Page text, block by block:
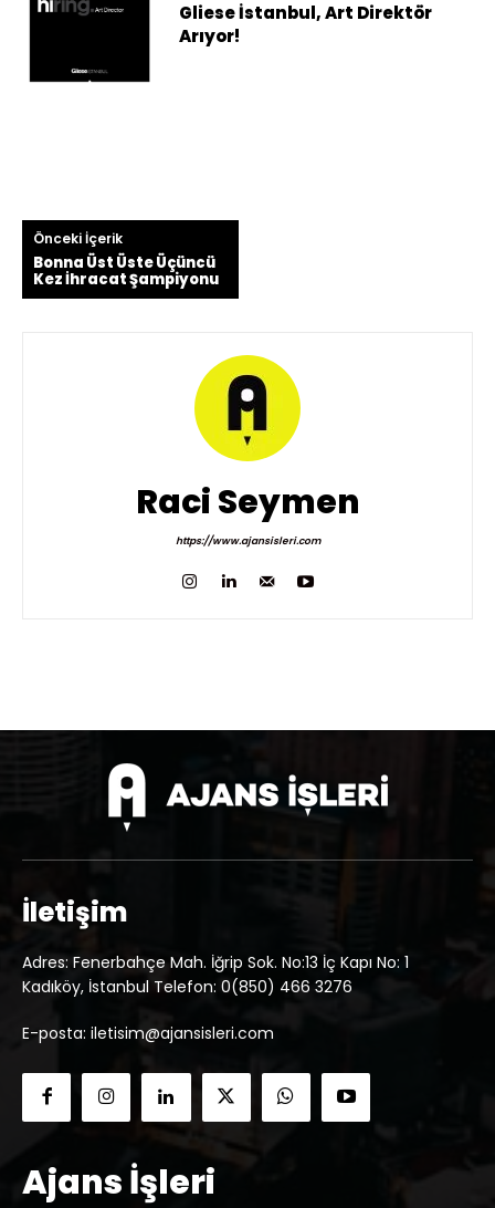
Gliese İstanbul, Art Direktör
Arıyor!
Önceki İçerik
Bonna Üst Üste Üçüncü
Kez İhracat Şampiyonu
Raci Seymen
https://www.ajansisleri.com
İletişim
Adres: Fenerbahçe Mah. İğrip Sok. No:13 İç Kapı No: 1
Kadıköy, İstanbul Telefon: 0(850) 466 3276
E-posta: iletisim@ajansisleri.com
Ajans İşleri